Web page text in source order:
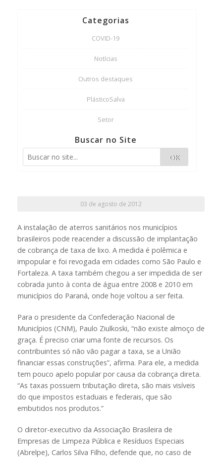
Categorias
COVID-19
Notícias
Outros destaques
PlásticoSalva
Setor
Buscar no Site
OK
03 de agosto de 2012
A instalação de aterros sanitários nos municípios
brasileiros pode reacender a discussão de implantação
de cobrança de taxa de lixo. A medida é polêmica e
impopular e foi revogada em cidades como São Paulo e
Fortaleza. A taxa também chegou a ser impedida de ser
cobrada junto à conta de água entre 2008 e 2010 em
municípios do Paraná, onde hoje voltou a ser feita.
Para o presidente da Confederação Nacional de
Municípios (CNM), Paulo Ziulkoski, “não existe almoço de
graça. É preciso criar uma fonte de recursos. Os
contribuintes só não vão pagar a taxa, se a União
financiar essas construções”, afirma. Para ele, a medida
tem pouco apelo popular por causa da cobrança direta.
“As taxas possuem tributação direta, são mais visíveis
do que impostos estaduais e federais, que são
embutidos nos produtos.”
O diretor-executivo da Associação Brasileira de
Empresas de Limpeza Pública e Resíduos Especiais
(Abrelpe), Carlos Silva Filho, defende que, no caso de